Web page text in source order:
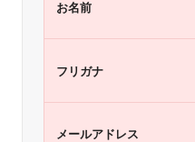
お名前
フリガナ
メールアドレス